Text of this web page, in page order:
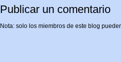
Publicar un comentario
Nota: solo los miembros de este blog